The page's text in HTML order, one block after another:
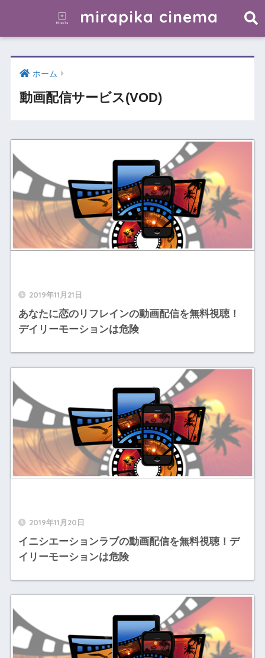
mirapika cinema
ホーム
動画配信サービス(VOD)
2019年11月21日
あなたに恋のリフレインの動画配信を無料視聴！
デイリーモーションは危険
2019年11月20日
イニシエーションラブの動画配信を無料視聴！デ
イリーモーションは危険